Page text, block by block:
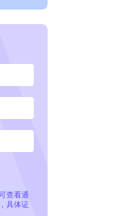
查看通
具体证